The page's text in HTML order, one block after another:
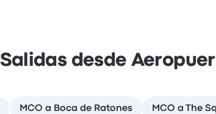
Salidas desde
MCO a Boca de Ratones MCO a The